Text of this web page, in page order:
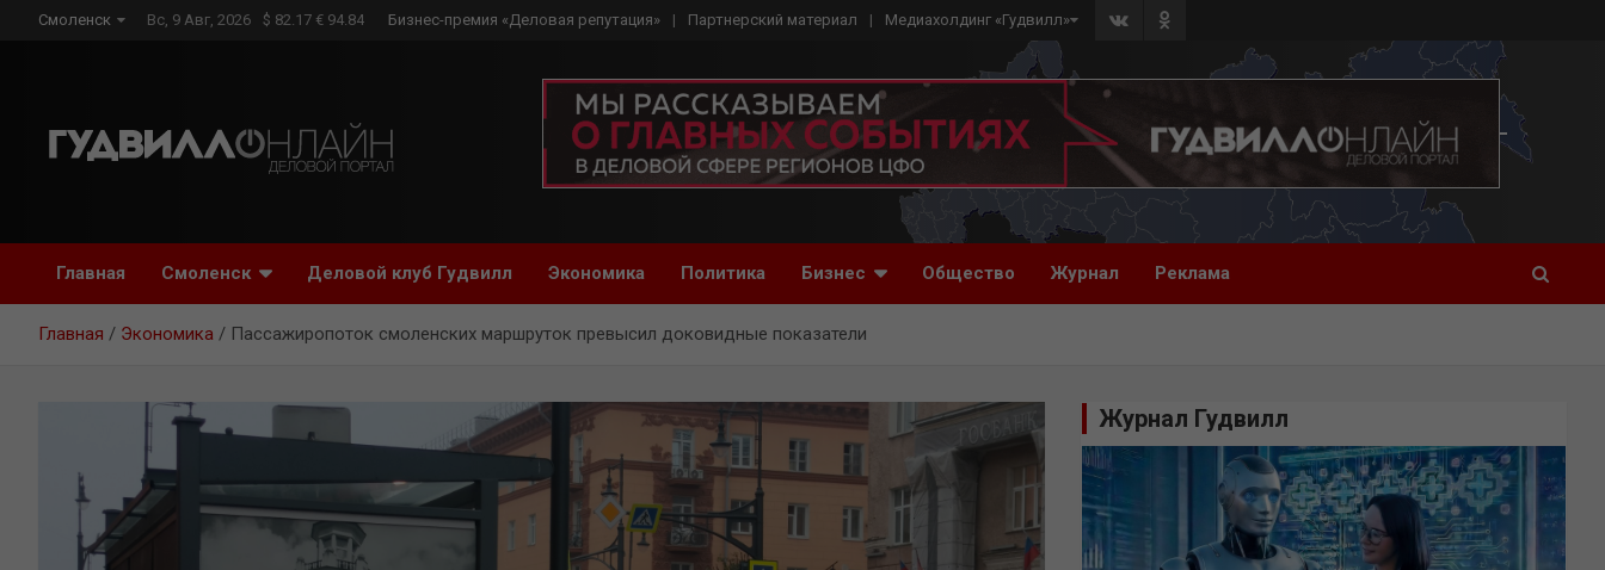
Смоленск Вс, 9 Авг, 2026 $ 82.17 € 94.84 Бизнес-премия «Деловая репутация» Партнерский материал Медиахолдинг «Гудвилл»
Главная Смоленск Деловой клуб Гудвилл Экономика Политика Бизнес Общество Журнал Реклама
Главная Экономика Пассажиропоток смоленских маршруток превысил доковидные показатели
Журнал Гудвилл